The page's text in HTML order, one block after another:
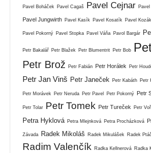
Pavel Boháček Pavel Cagaš Pavel Cejnar Pavel
Pavel Jungwirth Pavel Kasík Pavel Kosatík Pavel Kozák
Pavel Pokorný Pavel Stopka Pavel Váňa Pavol Bargár
Petr Bakalář Petr Blažek Petr Blumentrit Petr Bob
Petr Brož Petr Fabián Petr Horálek Petr
Petr Jan Vinš Petr Janeček Petr Kabáth Petr
Petr Morávek Petr Neruda Petr Pavel Petr Pokorný Petr
Petr Tolar Petr Tomek Petr Tureček Petr
Petra Hyklová Petra Mlejnková Petra Procházková
Závada Radek Mikoláš Radek Mikulášek Radek
Radim Valenčík Radka Kellnerová Radka